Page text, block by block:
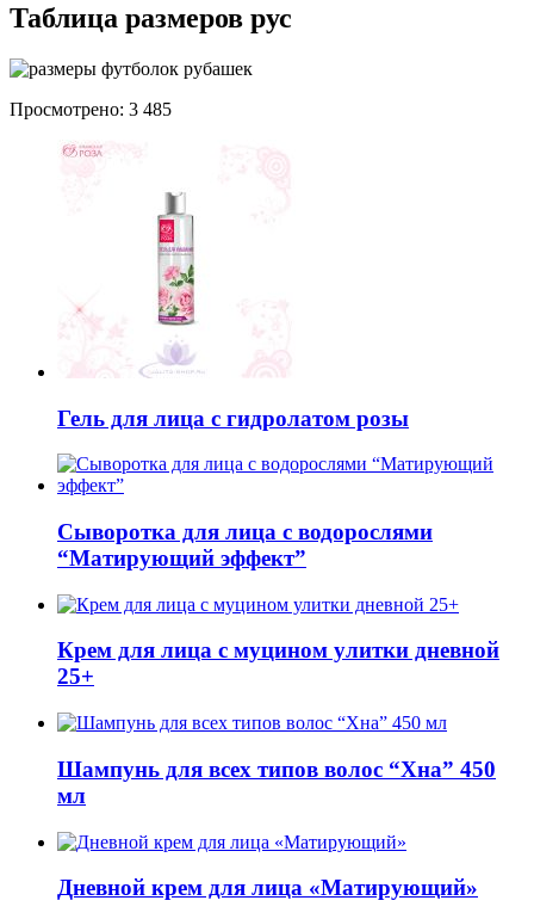
Таблица размеров рус
Просмотрено: 3 485
Гель для лица с гидролатом розы
Сыворотка для лица с водорослями
“Матирующий эффект”
Крем для лица с муцином улитки дневной
25+
Шампунь для всех типов волос “Хна” 450
мл
Дневной крем для лица «Матирующий»